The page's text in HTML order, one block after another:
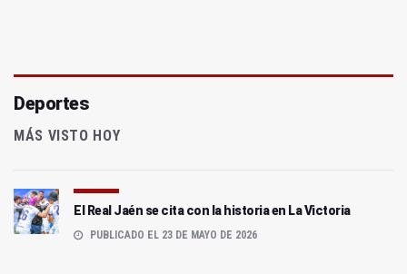
Deportes
MÁS VISTO HOY
El Real Jaén se cita con la historia en La Victoria
PUBLICADO EL 23 DE MAYO DE 2026